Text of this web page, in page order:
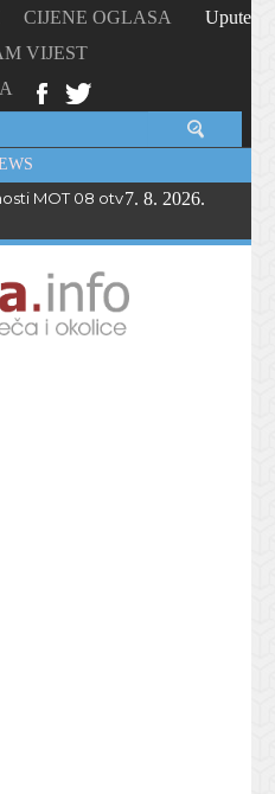
CIJENE OGLASA
VIJEST
Upute
MOT 08 otvorio upise u novu
7. 8. 2026.